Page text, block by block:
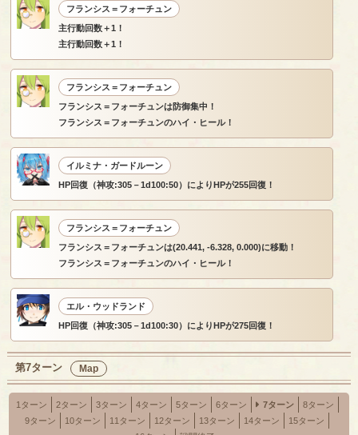
フランシス＝フォーチュン
主行動回数＋1！
主行動回数＋1！
フランシス＝フォーチュン
フランシス＝フォーチュンは防御集中！
フランシス＝フォーチュンのハイ・ヒール！
イルミナ・ガードルーン
HP回復（神攻:305－1d100:50）によりHPが255回復！
フランシス＝フォーチュン
フランシス＝フォーチュンは(20.441, -6.328, 0.000)に移動！
フランシス＝フォーチュンのハイ・ヒール！
エル・ウッドランド
HP回復（神攻:305－1d100:30）によりHPが275回復！
第7ターン Map
1ターン 2ターン 3ターン 4ターン 5ターン 6ターン 7ターン
8ターン
9ターン
10ターン 11ターン 12ターン 13ターン 14ターン
15ターン